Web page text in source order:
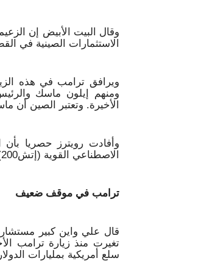
وقال البيت الأبيض إن
الاستثمارات الصينية في
ويرافق ترامب في هذه
ومنهم إيلون ماسك
الأخيرة. وتعتبر الصين
الاصطناعي القوية (إتش200) من شركة إنفيديا، لكنها لم تتسلم أي شحنة حتى الآن.
ترامب في موقف ضعيف
قال علي واين كبير
تغيرت منذ زيارة ترامب
سلع أمريكية بمليارات